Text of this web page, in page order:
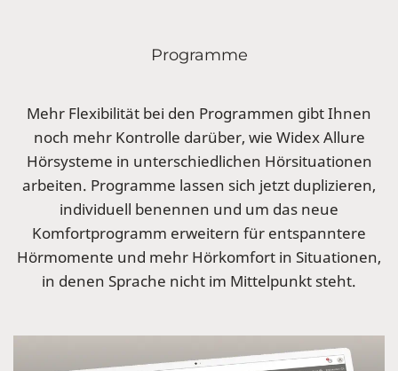
Programme
Mehr Flexibilität bei den Programmen gibt Ihnen
noch mehr Kontrolle darüber, wie Widex Allure
Hörsysteme in unterschiedlichen Hörsituationen
arbeiten. Programme lassen sich jetzt duplizieren,
individuell benennen und um das neue
Komfortprogramm erweitern für entspanntere
Hörmomente und mehr Hörkomfort in Situationen,
in denen Sprache nicht im Mittelpunkt steht.